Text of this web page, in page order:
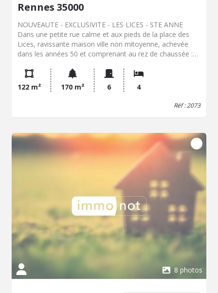
Rennes 35000
NOUVEAUTE - EXCLUSIVITE - LES LICES - STE ANNE
Dans une petite rue calme et aux pieds de la place des
Lices, ravissante maison ville non mitoyenne, achevée
dans les années 50 et comprenant au rez de chaussée :
bureau, salle d'eau, WC. A l'étage, dégagement, trois
chambres, salle d'eau, WC. Grenier 25 m² . Terrasse 35 m²
Garage double et cave d'une surface de 62 m² (4.50 %
122 m² 170 m² 6 4
Réf : 2073
8 photos